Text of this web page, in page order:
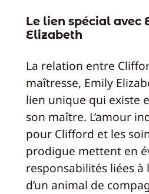
Le lien spécial avec
Elizabeth
La relation entre
maîtresse, Emily
lien unique qui existe
son maître. L’amour
pour Clifford et les
prodigue mettent en
responsabilités liées à
d’un animal de